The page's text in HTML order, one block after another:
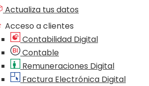
Actualiza tus datos
Acceso a clientes
Contabilidad Digital
Contable
Remuneraciones Digital
Factura Electrónica Digital